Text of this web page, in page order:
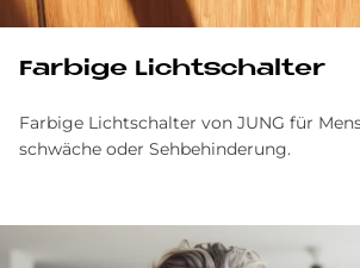
Far­bi­ge Licht­schal­ter
Farbige Licht­schalter von JUNG für
schwäche oder Seh­behinderung.